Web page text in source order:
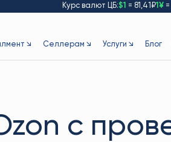
Курс валют ЦБ:$1 = 81,41₽1¥
↘ Селлерам ↘ Услуги ↘ Блог
с